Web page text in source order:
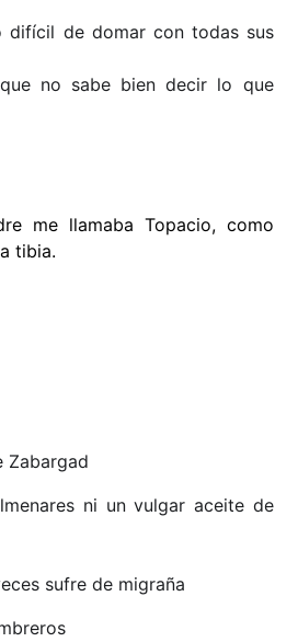
difícil de domar con todas sus
no sabe bien decir lo que
me llamaba Topacio, como
tibia.
Zabargad
ni un vulgar aceite de
sufre de migraña